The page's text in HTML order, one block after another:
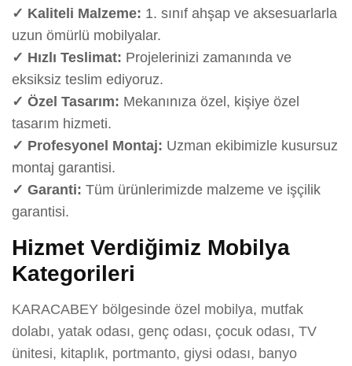
✓ Kaliteli Malzeme: 1. sınıf ahşap ve aksesuarlarla
uzun ömürlü mobilyalar.
✓ Hızlı Teslimat: Projelerinizi zamanında ve
eksiksiz teslim ediyoruz.
✓ Özel Tasarım: Mekanınıza özel, kişiye özel
tasarım hizmeti.
✓ Profesyonel Montaj: Uzman ekibimizle kusursuz
montaj garantisi.
✓ Garanti: Tüm ürünlerimizde malzeme ve işçilik
garantisi.
Hizmet Verdiğimiz Mobilya
Kategorileri
KARACABEY bölgesinde özel mobilya, mutfak
dolabı, yatak odası, genç odası, çocuk odası, TV
ünitesi, kitaplık, portmanto, giysi odası, banyo